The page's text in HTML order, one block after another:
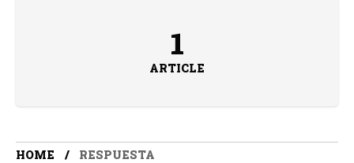
1
ARTICLE
HOME RESPUESTA